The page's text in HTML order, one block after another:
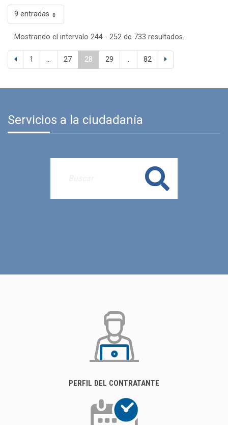
9 entradas
Mostrando el intervalo 244 - 252 de 733 resultados.
1 ... 27 28 29 ... 82
Servicios a la ciudadanía
Buscar
PERFIL DEL CONTRATANTE